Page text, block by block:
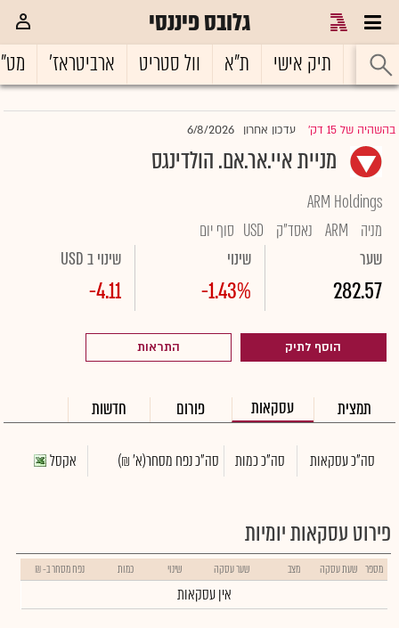
גלובס פיננסי
ראשי תיק אישי ת"א וול סטריט ארביטראז'
בהשהיה של 15 דק' |עדכון אחרון 6/8/2026
מניית איי.אר.אם. הולדינגס
ARM Holdings
מניה
ARM נאסד"ק USD סוף יום
שער
282.57
שינוי
-1.43%
שינוי ב USD
-4.11
הוסף לתיק התראות
תמצית עסקאות פורום חדשות
סה"כ עסקאות סה"כ כמות סה"כ נפח מסחר(א' ₪) אקסל
פירוט עסקאות יומיות
מספר שעת עסקה מצב שער עסקה שינוי כמות נפח מסחר ב- ₪
אין עסקאות